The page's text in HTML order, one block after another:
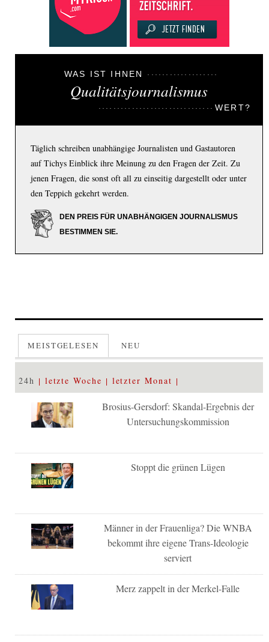
WAS IST IHNEN
Qualitätsjournalismus
WERT?
Täglich schreiben unabhängige Journalisten und Gastautoren
auf Tichys Einblick ihre Meinung zu den Fragen der Zeit. Zu
jenen Fragen, die sonst oft all zu einseitig dargestellt oder unter
den Teppich gekehrt werden.
DEN PREIS FÜR UNABHÄNGIGEN JOURNALISMUS
BESTIMMEN SIE.
MEISTGELESEN NEU
24h letzte Woche letzter Monat
Brosius-Gersdorf: Skandal-Ergebnis der
Untersuchungskommission
Stoppt die grünen Lügen
Männer in der Frauenliga? Die WNBA
bekommt ihre eigene Trans-Ideologie
serviert
Merz zappelt in der Merkel-Falle